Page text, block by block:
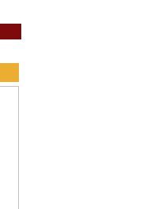
акции, музеи, спорт. Заказ